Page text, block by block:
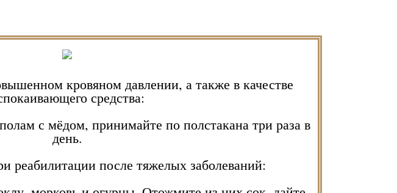
кровяном давлении, а также в качестве
средства:
с мёдом, принимайте по полстакана три раза в
день.
реабилитации после тяжелых заболеваний: